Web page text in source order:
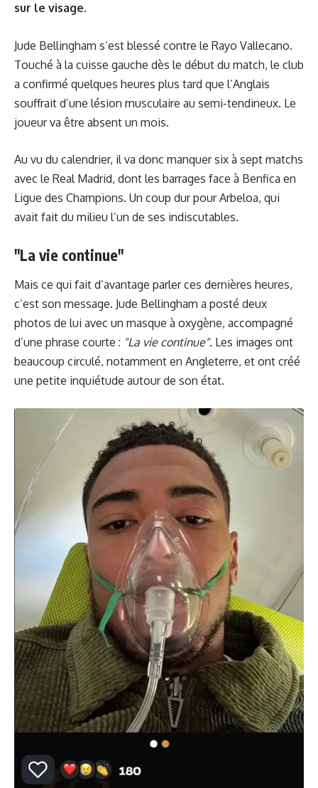
sur le visage.
Jude Bellingham s’est blessé contre le Rayo Vallecano.
Touché à la cuisse gauche dès le début du match, le club
a confirmé quelques heures plus tard que l’Anglais
souffrait d’une lésion musculaire au semi-tendineux. Le
joueur va être absent un mois.
Au vu du calendrier, il va donc manquersix à sept matchs
avec le Real Madrid, dont les barrages face à Benfica en
Ligue des Champions. Un coup dur pour Arbeloa, qui
avait fait du milieu l’un de ses indiscutables.
"La vie continue"
Mais ce qui fait d’avantage parler ces dernières heures,
c’est son message. Jude Bellingham a posté deux
photos de lui avec un masque à oxygène, accompagné
d’une phrase courte : "La vie continue". Les images ont
beaucoup circulé, notamment en Angleterre, et ont créé
une petite inquiétude autour de son état.